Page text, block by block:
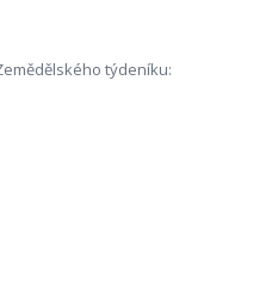
týdeníku: